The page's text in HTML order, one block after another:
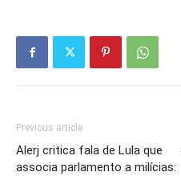
Previous article
Alerj critica fala de Lula que
associa parlamento a milícias: